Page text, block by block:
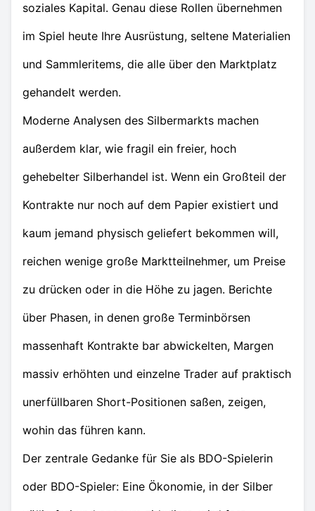
soziales Kapital. Genau diese Rollen übernehmen
im Spiel heute Ihre Ausrüstung, seltene Materialien
und Sammleritems, die alle über den Marktplatz
gehandelt werden.
Moderne Analysen des Silbermarkts machen
außerdem klar, wie fragil ein freier, hoch
gehebelter Silberhandel ist. Wenn ein Großteil der
Kontrakte nur noch auf dem Papier existiert und
kaum jemand physisch geliefert bekommen will,
reichen wenige große Marktteilnehmer, um Preise
zu drücken oder in die Höhe zu jagen. Berichte
über Phasen, in denen große Terminbörsen
massenhaft Kontrakte bar abwickelten, Margen
massiv erhöhten und einzelne Trader auf praktisch
unerfüllbaren Short-Positionen saßen, zeigen,
wohin das führen kann.
Der zentrale Gedanke für Sie als BDO-Spielerin
oder BDO-Spieler: Eine Ökonomie, in der Silber